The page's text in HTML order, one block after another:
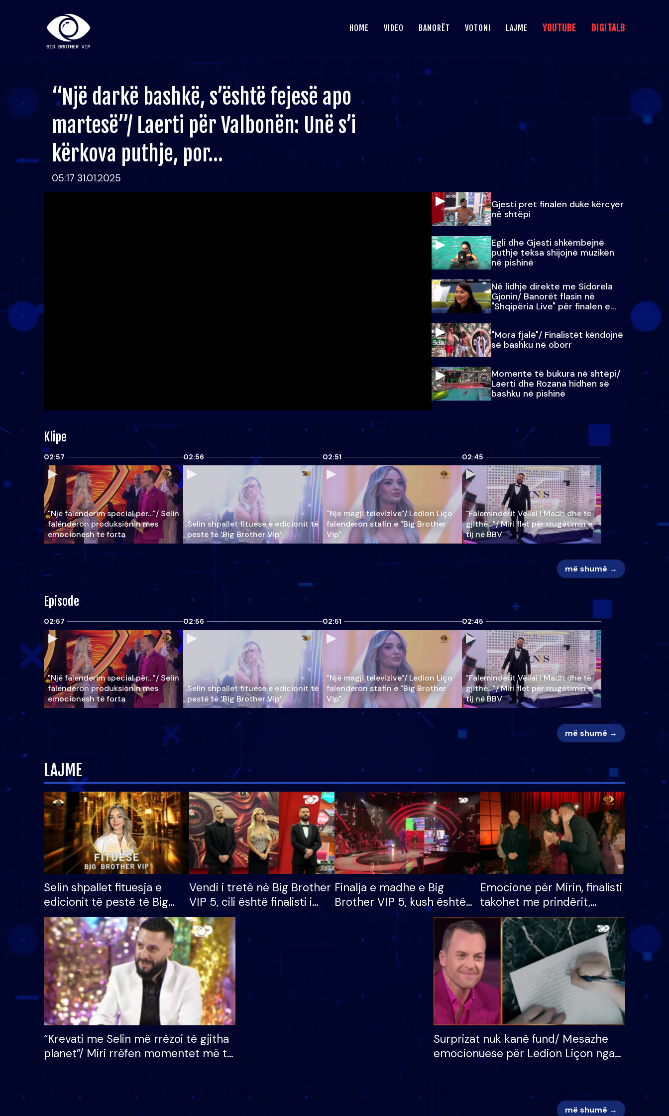
HOME VIDEO BANORËT VOTONI LAJME YOUTUBE DIGITALB
“Një darkë bashkë, s’është fejesë apo
martesë”/ Laerti për Valbonën: Unë s’i
kërkova puthje, por…
05:17 31.01.2025
Gjesti pret finalen duke kërcyer
në shtëpi
Egli dhe Gjesti shkëmbejnë
puthje teksa shijojnë muzikën
në pishinë
Në lidhje direkte me Sidorela
Gjonin/ Banorët flasin në
"Shqipëria Live" për finalen e
madhe
"Mora fjalë"/ Finalistët këndojnë
së bashku në oborr
Momente të bukura në shtëpi/
Laerti dhe Rozana hidhen së
bashku në pishinë
Klipe
02:57
"Një falenderim special për…"/ Selin
falënderon produksionin mes
emocionesh të forta
02:56
Selin shpallet fituese e edicionit të
pestë të ‘Big Brother Vip’
02:51
"Një magji televizive"/ Ledion Liço
falenderon stafin e "Big Brother
Vip"
02:45
"Faleminderit Vëllai i Madh dhe të
gjithë…"/ Miri flet për rrugëtimin e
tij në BBV
më shumë →
Episode
02:57
"Një falenderim special për…"/ Selin
falënderon produksionin mes
emocionesh të forta
02:56
Selin shpallet fituese e edicionit të
pestë të ‘Big Brother Vip’
02:51
"Një magji televizive"/ Ledion Liço
falenderon stafin e "Big Brother
Vip"
02:45
"Faleminderit Vëllai i Madh dhe të
gjithë…"/ Miri flet për rrugëtimin e
tij në BBV
më shumë →
LAJME
Selin shpallet fituesja e
edicionit të pestë të Big
Brother VIP, rrëmben
çmimin e madh prej 100
mijë eurosh
Vendi i tretë në Big Brother
VIP 5, cili është finalisti i
radhës që lë shtëpinë
Finalja e madhe e Big
Brother VIP 5, kush është
banori i parë që lë shtëpinë
dhe humb mundësinë për
të fituar çmimin e madh
Emocione për Mirin, finalisti
takohet me prindërit,
vajzën dhe bashkëshorten:
S’kemi ndonjë letër divorci
apo jo?
“Krevati me Selin më rrëzoi të gjitha
planet”/ Miri rrëfen momentet më të
bukura në shtëpinë e BB VIP: Do më
Surprizat nuk kanë fund/ Mesazhe
emocionuese për Ledion Liçon nga
nëna dhe fëmijët e tij, moderatori
më shumë →